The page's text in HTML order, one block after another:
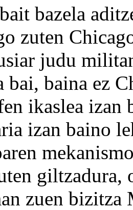
bazela
zuten
judu
bai, baina ez
ikaslea izan
izan baino
giltzadura,
zuen bizitza